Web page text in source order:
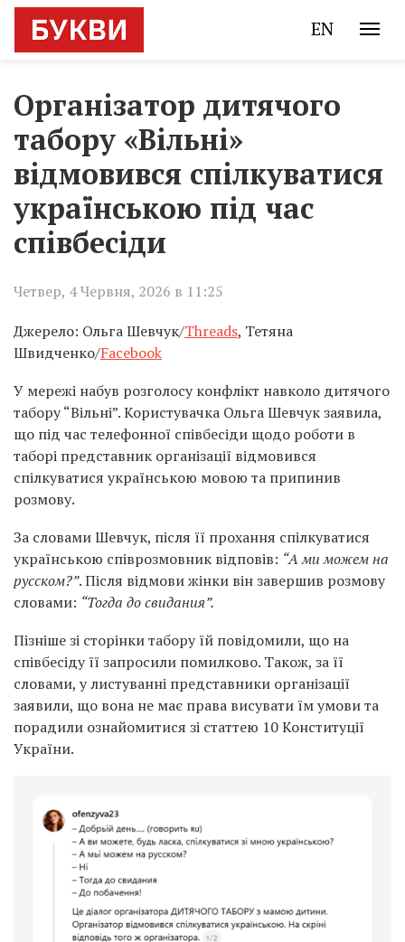
EN
Організатор дитячого
табору «Вільні»
відмовився спілкуватися
українською під час
співбесіди
Четвер, 4 Червня, 2026 в 11:25
Джерело: Ольга Шевчук/Threads, Тетяна
Швидченко/Facebook
У мережі набув розголосу конфлікт навколо дитячого
табору “Вільні”. Користувачка Ольга Шевчук заявила,
що під час телефонної співбесіди щодо роботи в
таборі представник організації відмовився
спілкуватися українською мовою та припинив
розмову.
За словами Шевчук, після її прохання спілкуватися
українською співрозмовник відповів: “А ми можем на
русском?”. Після відмови жінки він завершив розмову
словами: “Тогда до свидания”.
Пізніше зі сторінки табору їй повідомили, що на
співбесіду її запросили помилково. Також, за її
словами, у листуванні представники організації
заявили, що вона не має права висувати їм умови та
порадили ознайомитися зі статтею 10 Конституції
України.